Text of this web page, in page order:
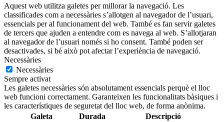
Aquest web utilitza galetes per millorar la navegació. Les
classificades com a necessàries s’allotgen al navegador de l’usuari,
essencials per al funcionament del web. També es fan servir galetes
de tercers que ajuden a entendre com es navega al web. S’allotjaran
al navegador de l’usuari només si ho consent. També poden ser
desactivades, si bé això pot afectar l’experiència de navegació.
Necessàries
Necessàries
Sempre activat
Les galetes necessàries són absolutament essencials perquè el lloc
web funcioni correctament. Garanteixen les funcionalitats bàsiques i
les característiques de seguretat del lloc web, de forma anònima.
Galeta
Durada Descripció